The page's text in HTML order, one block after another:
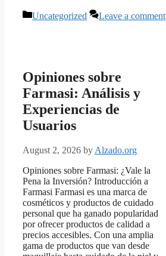
Categories
Uncategorized Leave a comment
Opiniones sobre
Farmasi: Análisis y
Experiencias de
Usuarios
August 2, 2026 byAlzado.org
Opiniones sobre Farmasi: ¿Vale la
Pena la Inversión? Introducción a
Farmasi Farmasi es una marca de
cosméticos y productos de cuidado
personal que ha ganado popularidad
por ofrecer productos de calidad a
precios accesibles. Con una amplia
gama de productos que van desde